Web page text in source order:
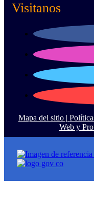
Visitanos
Mapa del sitio |
Web y